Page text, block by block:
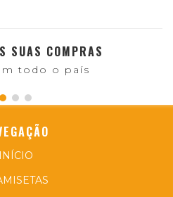
SUAS COMPRAS
todo o país
INÍCIO